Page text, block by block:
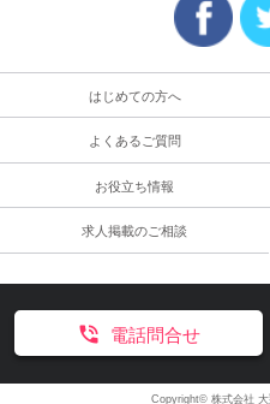
はじめての方へ
よくあるご質問
お役立ち情報
求人掲載のご相談
 電話問合せ
Copyright© 株式会社